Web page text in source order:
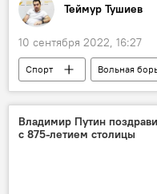
Теймур Тушиев
10 сентября 2022, 16:27
Спорт Вольная
Гаджи Алиев
Владимир Путин
с 875-летием столицы